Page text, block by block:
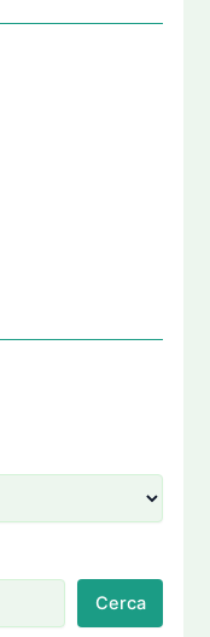
Cerca